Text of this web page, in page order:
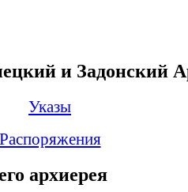
и Задонский
Указы
Распоряжения
архиерея